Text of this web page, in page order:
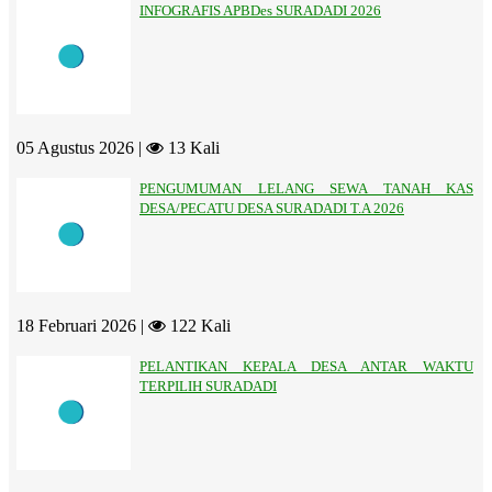
INFOGRAFIS APBDes SURADADI 2026
05 Agustus 2026 | 13 Kali
PENGUMUMAN LELANG SEWA TANAH KAS
DESA/PECATU DESA SURADADI T.A 2026
18 Februari 2026 | 122 Kali
PELANTIKAN KEPALA DESA ANTAR WAKTU
TERPILIH SURADADI